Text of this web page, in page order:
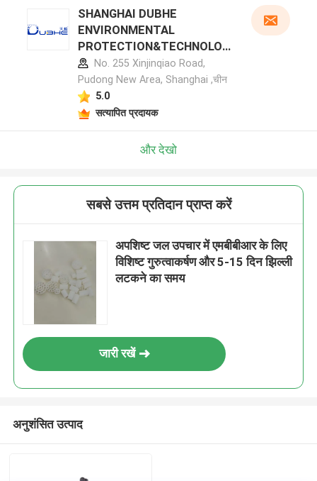
SHANGHAI DUBHE
ENVIRONMENTAL
PROTECTION&TECHNOLOG
Y CO.,LTD निर्माता प्रोफ़ाइल
No. 255 Xinjinqiao Road,
Pudong New Area, Shanghai ,चीन
5.0
सत्यापित प्रदायक
और देखो
सबसे उत्तम प्रतिदान प्राप्त करें
अपशिष्ट जल उपचार में एमबीबीआर के लिए
विशिष्ट गुरुत्वाकर्षण और 5-15 दिन झिल्ली
लटकने का समय
जारी रखें
अनुशंसित उत्पाद